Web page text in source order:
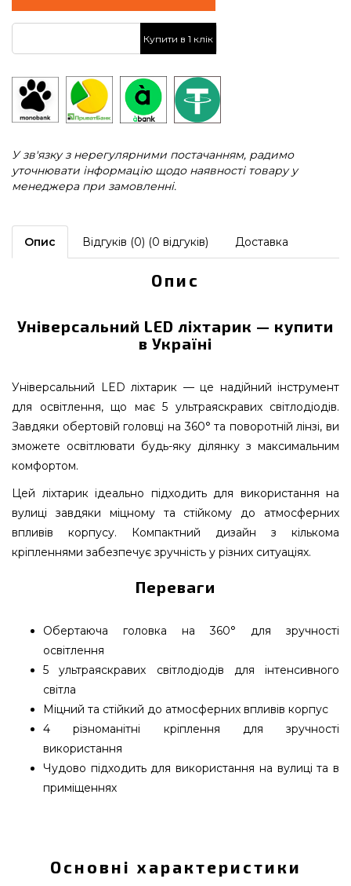
Купити в 1 клік
У зв'язку з нерегулярними постачанням, радимо
уточнювати інформацію щодо наявності товару у
менеджера при замовленні.
Опис Відгуків (0) (0 відгуків) Доставка
Опис
Універсальний LED ліхтарик — купити
в Україні
Універсальний LED ліхтарик — це надійний інструмент
для освітлення, що має 5 ультраяскравих світлодіодів.
Завдяки обертовій головці на 360° та поворотній лінзі, ви
зможете освітлювати будь-яку ділянку з максимальним
комфортом.
Цей ліхтарик ідеально підходить для використання на
вулиці завдяки міцному та стійкому до атмосферних
впливів корпусу. Компактний дизайн з кількома
кріпленнями забезпечує зручність у різних ситуаціях.
Переваги
Обертаюча головка на 360° для зручності
освітлення
5 ультраяскравих світлодіодів для інтенсивного
світла
Міцний та стійкий до атмосферних впливів корпус
4 різноманітні кріплення для зручності
використання
Чудово підходить для використання на вулиці та в
приміщеннях
кращою вартістю всего 1 390 грн. в інтернет
каталозі брендових грилів GrillPoint. Погляньте і
Основні характеристики